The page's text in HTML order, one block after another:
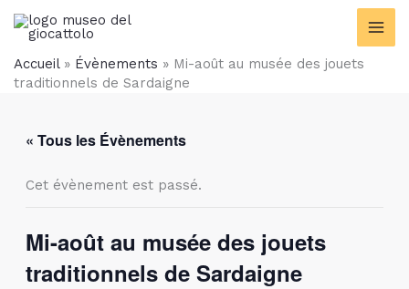
principal
Aller
au
Accueil» Évènements » Mi-août au musée des jouets
traditionnels de Sardaigne
« Tous les Évènements
Cet évènement est passé.
Mi-août au musée des jouets
traditionnels de Sardaigne